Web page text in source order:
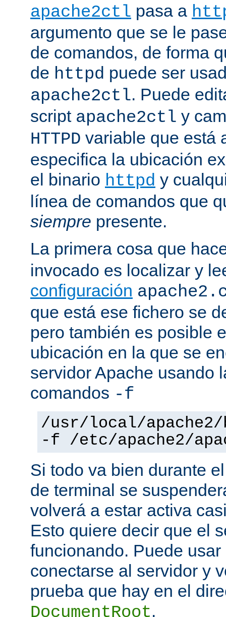
apache2ctl pasa a
argumento que se le
de comandos, de forma
de httpd puede ser
apache2ctl. Puede
script apache2ctl y
HTTPD variable que está
especifica la ubicación
el binario httpd y
línea de comandos que
siempre presente.
La primera cosa que
invocado es localizar y
configuración
que está ese fichero se
pero también es posible
ubicación en la que se
servidor Apache usando
comandos -f
/usr/local/
-f /etc/apache2/
Si todo va bien durante
de terminal se
volverá a estar activa
Esto quiere decir que el
funcionando. Puede
conectarse al servidor y
prueba que hay en el
DocumentRoot.